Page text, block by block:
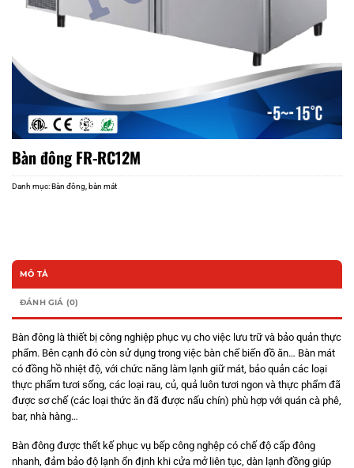
Bàn đông FR-RC12M
Danh mục:Bàn đông, bàn mát
MÔ TẢ
ĐÁNH GIÁ (0)
Bàn đông là thiết bị công nghiệp phục vụ cho việc lưu trữ và bảo quản thực
phẩm. Bên cạnh đó còn sử dụng trong việc bàn chế biến đồ ăn… Bàn mát
có đồng hồ nhiệt độ, với chức năng làm lạnh giữ mát, bảo quản các loại
thực phẩm tươi sống, các loại rau, củ, quả luôn tươi ngon và thực phẩm đã
được sơ chế (các loại thức ăn đã được nấu chín) phù hợp với quán cà phê,
bar, nhà hàng…
Bàn đông được thết kế phục vụ bếp công nghệp có chế độ cấp đông
nhanh, đảm bảo độ lạnh ổn định khi cửa mở liên tục, dàn lạnh đồng giúp